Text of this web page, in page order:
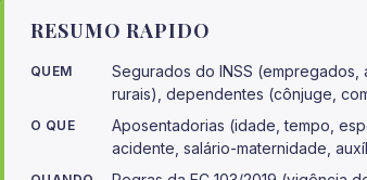
RESUMO RAPIDO
QUEM
Segurados do INSS (empregados,
rurais), dependentes (cônjuge,
O QUE
Aposentadorias (idade, tempo,
acidente, salário-maternidade,